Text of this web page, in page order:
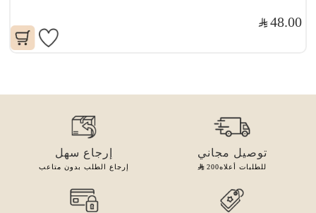
48.00
توصيل مجاني
للطلبات أعلاه200
إرجاع سهل
إرجاع الطلب بدون متاعب